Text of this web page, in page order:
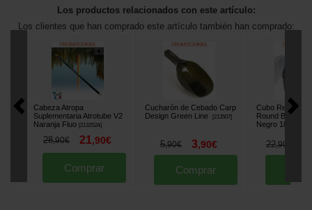
Los productos relacionados con este artículo:
Los clientes que han comprado este artículo también han comprado:
Cabeza Atropa
Suplementaria Atrotube V2
Naranja Fluo
213252A]
28,90€ 21,90€
Comprar
Cucharón de Cebado Carp
Design Green Line
213507]
5,90€ 3,90€
Comprar
Cubo Redondo
Round Bucket
Negro 18L
22,90